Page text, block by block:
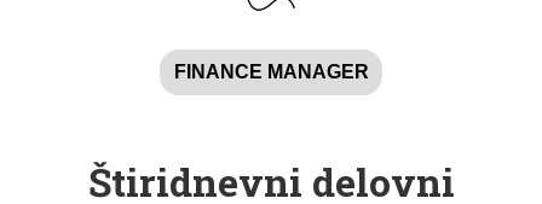
FINANCE MANAGER
Štiridnevni delovni